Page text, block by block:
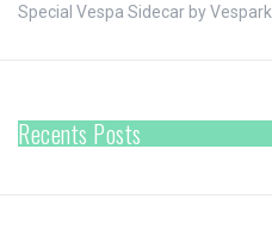
Special Vespa Sidecar by Vespark
Recents Posts